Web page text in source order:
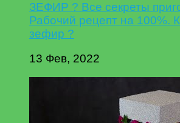
ЗЕФИР ? Все секреты
Рабочий рецепт на 100%.
зефир ?
13 Фев, 2022